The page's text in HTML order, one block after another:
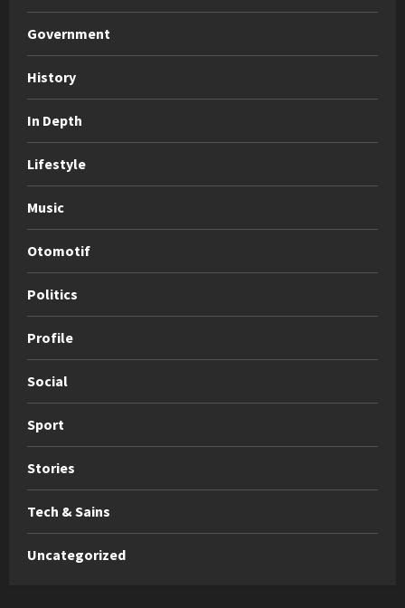
Government
History
In Depth
Lifestyle
Music
Otomotif
Politics
Profile
Social
Sport
Stories
Tech & Sains
Uncategorized